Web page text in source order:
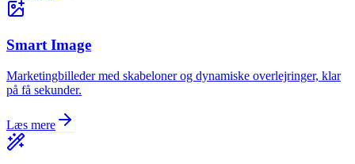
Smart Image
Marketingbilleder med skabeloner og dynamiske overlejringer, klar
på få sekunder.
Læs mere